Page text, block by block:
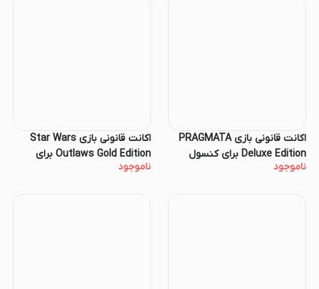
اکانت قانونی بازی PRAGMATA
Deluxe Edition برای کنسول
PS5
ناموجود
اکانت قانونی بازی Star Wars
Outlaws Gold Edition برای
کنسول PS5
ناموجود